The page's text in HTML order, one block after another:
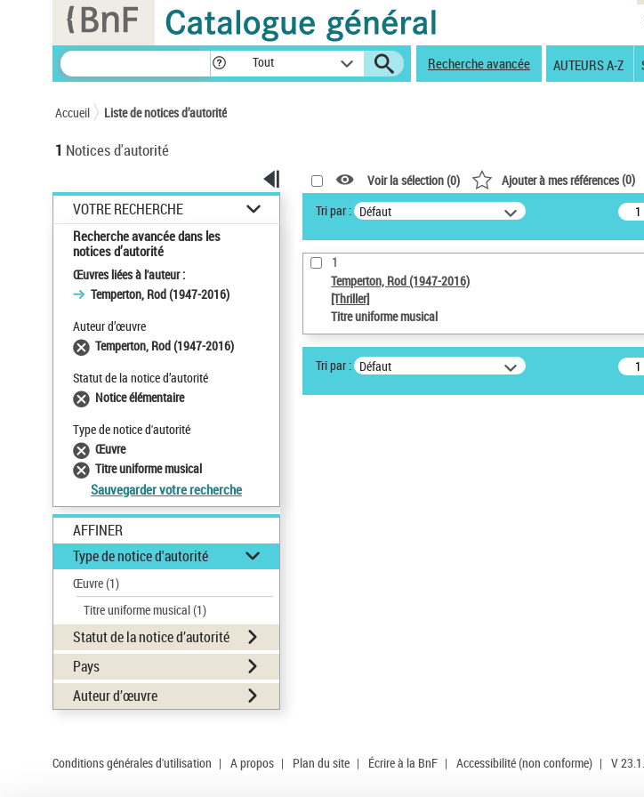
Tout Recherche avancée AUTEURS A-Z
Accueil Liste de notices d’autorité
1 Notices d'autorité
VOTRE RECHERCHE
Recherche avancée dans les
notices d’autorité
Œuvres liées à l'auteur :
Temperton, Rod (1947-2016)
Auteur d’œuvre
Temperton, Rod (1947-2016)
Statut de la notice d’autorité
Notice élémentaire
Type de notice d'autorité
Œuvre
Titre uniforme musical
Sauvegarder votre recherche
AFFINER
Type de notice d'autorité
Œuvre(1)
Titre uniforme musical(1)
Statut de la notice d’autorité
Pays
Auteur d’œuvre
Voir la sélection (0) Ajouter à mes références(0)
Tri par : Défaut
1
Temperton, Rod (1947-2016)
[Thriller]
Titre uniforme musical
Tri par : Défaut
Conditions générales d'utilisation | A propos | Plan du site | Écrire à la BnF | Accessibilité (non conforme) | V
Panneau de gestion des cookies